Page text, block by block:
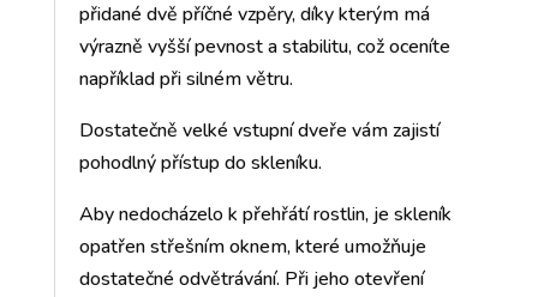
přidané dvě příčné vzpěry, díky kterým má
výrazně vyšší pevnost a stabilitu, což oceníte
například při silném větru.
Dostatečně velké vstupní dveře vám zajistí
pohodlný přístup do skleníku.
Aby nedocházelo k přehřátí rostlin, je skleník
opatřen střešním oknem, které umožňuje
dostatečné odvětrávání. Při jeho otevření